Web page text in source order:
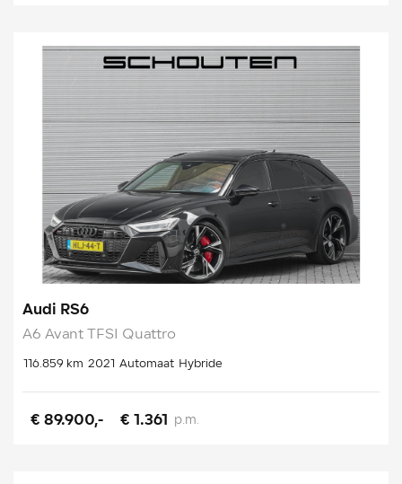
Audi RS6
A6 Avant TFSI Quattro
116.859 km 2021 Automaat Hybride
€ 89.900,- € 1.361 p.m.